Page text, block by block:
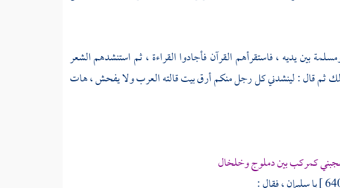
بين يديه ، فاستقرأهم القرآن فأجادوا القراءة ، ثم استنشدهم الشعر
ثم قال : لينشدني كل رجل منكم أرق بيت قالته العرب ولا يفحش ، هات
كمركب بين دملوج وخلخال